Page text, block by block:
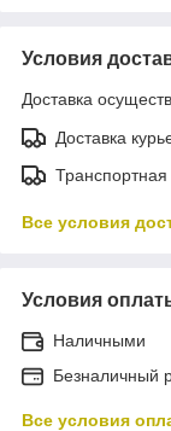
Условия
Доставка
Доставка
Все условия
Условия
Наличными
Безналичный
Все условия